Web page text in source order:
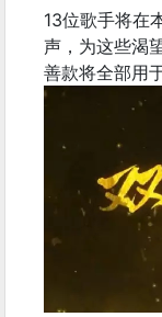
13位歌手将在
声，为这些渴
善款将全部用